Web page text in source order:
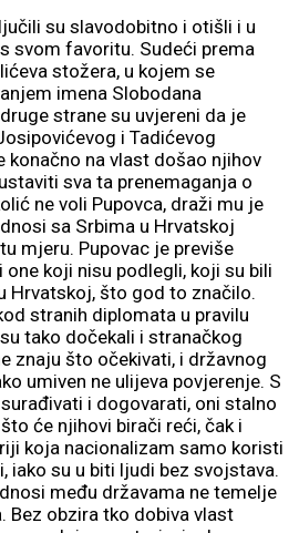
su slavodobitno i otišli i u
svom favoritu. Sudeći prema
stožera, u kojem se
imena Slobodana
strane su uvjereni da je
i Tadićevog
konačno na vlast došao njihov
sva ta prenemaganja o
ne voli Pupovca, draži mu je
sa Srbima u Hrvatskoj
mjeru. Pupovac je previše
one koji nisu podlegli, koji su bili
Hrvatskoj, što god to značilo.
stranih diplomata u pravilu
tako dočekali i stranačkog
znaju što očekivati, i državnog
umiven ne ulijeva povjerenje. S
i dogovarati, oni stalno
će njihovi birači reći, čak i
koja nacionalizam samo koristi
iako su u biti ljudi bez svojstava.
među državama ne temelje
Bez obzira tko dobiva vlast